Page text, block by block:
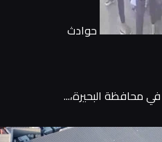
حوادث
محافظة البحيرة،...